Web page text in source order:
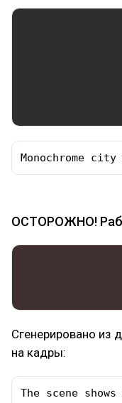
Monochrome
ОСТОРОЖНО!
Сгенерировано из
на кадры:
The scene